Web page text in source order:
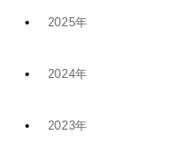
7月 (9)
4月 (2)
1月 (4)
2025年
12月 (6)
11月 (5)
2024年
11月 (8)
2023年